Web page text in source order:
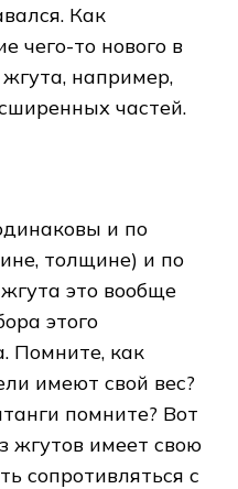
Как
чего-то нового в
например,
частей.
и по
толщине) и по
это вообще
этого
Помните, как
имеют свой вес?
помните? Вот
жгутов имеет свою
сопротивляться с